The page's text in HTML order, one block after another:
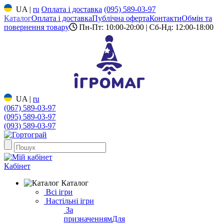
UA | ru Оплата і доставка (095) 589-03-97
КаталогОплата і доставкаПублічна офертаКонтактиОбмін та
повернення товару
Пн-Пт: 10:00-20:00 | Сб-Нд: 12:00-18:00
UA | ru
(067) 589-03-97
(095) 589-03-97
(093) 589-03-97
Кабінет
Каталог
Всі ігри
Настільні ігри
За
призначеннямДля